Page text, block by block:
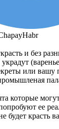
и без
или вашу
которые
ее
будет красть